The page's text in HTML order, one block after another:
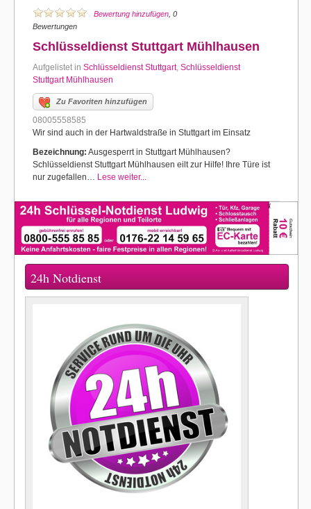
Bewertung hinzufügen , 0
Bewertungen
Schlüsseldienst Stuttgart Mühlhausen
Aufgelistet in Schlüsseldienst Stuttgart, Schlüsseldienst
Stuttgart Mühlhausen
Zu Favoriten hinzufügen
08005558585
Wir sind auch in der Hartwaldstraße in Stuttgart im Einsatz
Bezeichnung: Ausgesperrt in Stuttgart Mühlhausen?
Schlüsseldienst Stuttgart Mühlhausen eilt zur Hilfe! Ihre Türe ist
nur zugefallen… Lese weiter...
24h Notdienst